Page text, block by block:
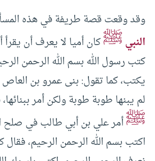
وقد وقعت قصة طريفة في هذه
النبيﷺكان أميا لا يعرف أن
كتب رسول الله بسم الله الرحمن
يكتب، كما تقول: بنى عمرو بن
لم يبنها طوبة طوبة ولكن أمر
ﷺأمر علي بن أبي طالب في صلح
اكتب بسم الله الرحمن الرحيم، فقال